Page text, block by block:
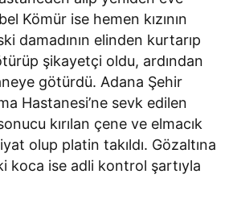
Kömür ise hemen kızının
damadının elinden kurtarıp
şikayetçi oldu, ardından
götürdü. Adana Şehir
Hastanesi’ne sevk edilen
kırılan çene ve elmacık
olup platin takıldı. Gözaltına
koca ise adli kontrol şartıyla